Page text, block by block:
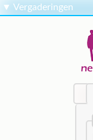
▼ Vergaderingen